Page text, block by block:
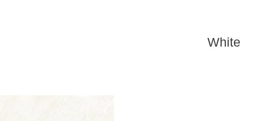
White